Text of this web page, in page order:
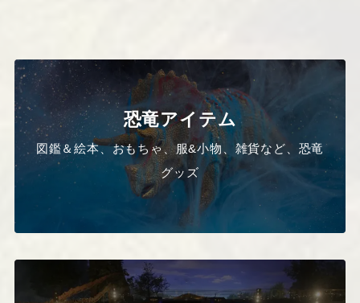
恐竜アイテム
図鑑＆絵本、おもちゃ、服&小物、雑貨など、恐竜
グッズ